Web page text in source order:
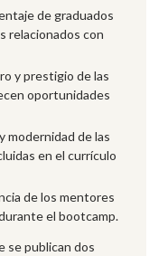
de graduados
relacionados con
y prestigio de las
oportunidades
modernidad de las
en el currículo
de los mentores
el bootcamp.
se publican dos